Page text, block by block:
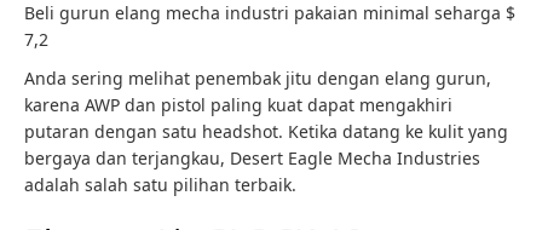
Beli gurun elang mecha industri pakaian minimal seharga $
7,2
Anda sering melihat penembak jitu dengan elang gurun,
karena AWP dan pistol paling kuat dapat mengakhiri
putaran dengan satu headshot. Ketika datang ke kulit yang
bergaya dan terjangkau, Desert Eagle Mecha Industries
adalah salah satu pilihan terbaik.